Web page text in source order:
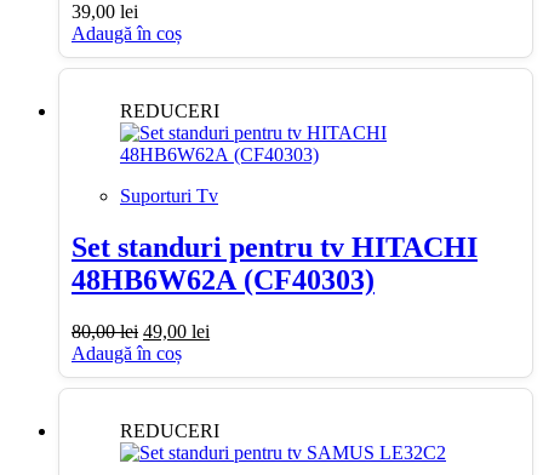
39,00 lei
Adaugă în coș
REDUCERI
Suporturi Tv
Set standuri pentru tv HITACHI
48HB6W62A (CF40303)
80,00lei Prețul
inițial
a
fost:
49,00 lei
este:
49,00 lei.
Adaugă în coș
REDUCERI